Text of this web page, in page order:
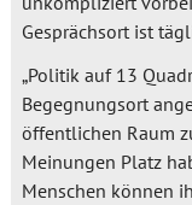
Gesprächsort ist
„Politik auf 13
Begegnungsort
öffentlichen Raum
Meinungen Platz
Menschen können